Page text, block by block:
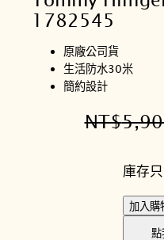
1782545
原廠公司貨
生活防水30米
簡約設計
NT$
庫存
T加入購
點